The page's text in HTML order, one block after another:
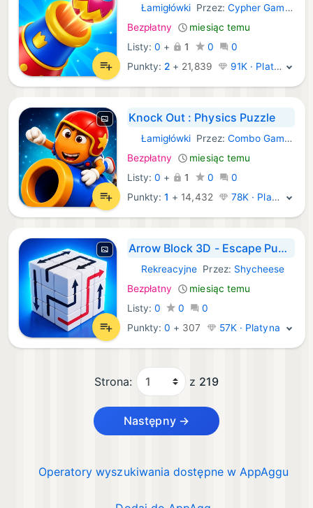
iOS Gry:
Łamigłówki Przez: Cypher Games
Bezpłatny
miesiąc temu
Listy: 0 + 1 0
0
Punkty: 2 + 21,839 91K · Platyna
Knock Out : Physics Puzzle
iOS Gry:
Łamigłówki Przez: Combo Games
Bezpłatny
miesiąc temu
Listy: 0 + 1 0
0
Punkty:1 + 14,432 78K · Platyna
Arrow Block 3D - Escape Puzzle
iOS Gry:
Rekreacyjne Przez: Shycheese
Bezpłatny
miesiąc temu
Listy: 0 0
0
Punkty:0 + 307 57K · Platyna
Strona: z 219
Następny →
Operatory wyszukiwania dostępne w AppAggu